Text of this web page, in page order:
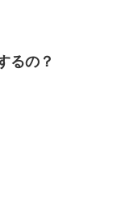
るの？